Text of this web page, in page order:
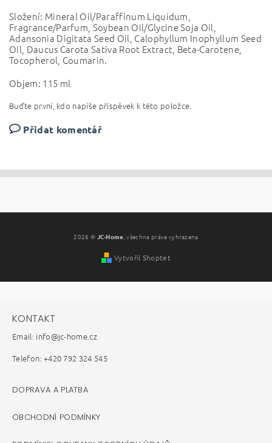
Složení: Mineral Oil/Paraffinum Liquidum,
Fragrance/Parfum, Soybean Oil/Glycine Soja Oil,
Adansonia Digitata Seed Oil, Calophyllum Inophyllum Seed
Oil, Daucus Carota Sativa Root Extract, Beta-Carotene,
Tocopherol, Coumarin.
Objem: 115 ml
Buďte první, kdo napíše příspěvek k této položce.
Přidat komentář
2026 © JC-Home, všechna práva vyhrazena
Vytvořil Shoptet
KONTAKT
Email: info@jc-home.cz
Telefon: +420 792 324 545
DOPRAVA A PLATBA
OBCHODNÍ PODMÍNKY